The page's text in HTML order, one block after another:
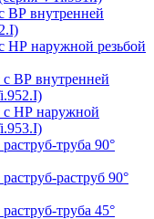
ВР внутренней
НР наружной резьбой
с ВР внутренней
с НР наружной
труба 90°
раструб 90°
труба 45°